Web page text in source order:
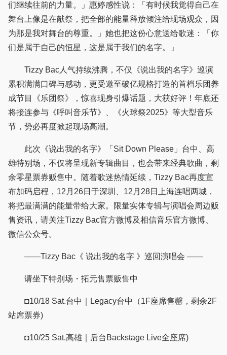
们继续往前的力量。」惠婷感性说：「有时候我觉得自己在
舞台上像是在献祭，把全部的能量释放倾注给现场观众，因
为那是我对舞台的尊重。」她也把这份心意送给歌迷：「你
们是属于自己的恒星，这是属于我们的名字。」
Tizzy Bac人气持续沸腾，不仅《说出我的名字》巡演
累积满满口碑与感动，更受邀至破亿规格打造的首档乐团养
成节目《乐团祭》，惊喜现身引爆话题，大获好评！年底还
将接连参与《呼叫音乐节》、《火球祭2025》等大型音乐
节，势必再度掀起现场高潮。
此次《说出我的名字》「Sit Down Please」台中、高
雄特别场，不仅将呈现新专辑曲目，也会带来经典歌曲，剩
余零星票券贩售中。随着歌迷热情延续，Tizzy Bac再度宣
布加码启程，12月26日于深圳、12月28日上海连唱两城，
将把最满满的能量带给大家。限量实体专辑与演唱会周边贩
售资讯，请关注Tizzy Bac官方微博及相信音乐官方微博、
微信公众号。
——Tizzy Bac《 说出我的名字 》巡回演唱会 ——
请坐下特别场・拓元售票贩售中
◘10/18 Sat.台中｜Legacy台中（1F座席售罄，剩余2F
站席票券)
◘10/25 Sat.高雄｜后台Backstage Live全座席)